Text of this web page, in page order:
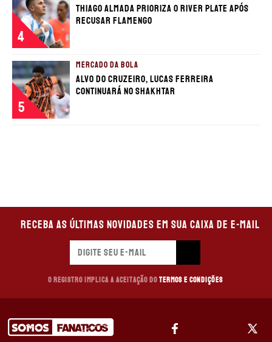
4
Thiago Almada prioriza o River Plate após
recusar Flamengo
5
MERCADO DA BOLA
Alvo do Cruzeiro, Lucas Ferreira
continuará no Shakhtar
Receba as últimas novidades em sua caixa de e-mail
O registro implica a aceitação do Termos e Condições